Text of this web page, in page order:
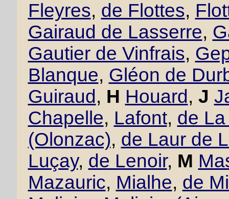
Fleyres, de Flottes,
Gairaud de Lasserre,
Gautier de Vinfrais,
Blanque, Gléon de
Guiraud , H Houard , J
Chapelle, Lafont, de
(Olonzac), de Laur de
Luçay, de Lenoir, M
Mazauric, Mialhe, de